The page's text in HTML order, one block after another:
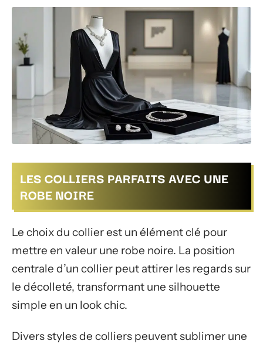
LES COLLIERS PARFAITS AVEC UNE
ROBE NOIRE
Le choix du collier est un élément clé pour
mettre en valeur une robe noire. La position
centrale d’un collier peut attirer les regards sur
le décolleté, transformant une silhouette
simple en un look chic.
Divers styles de colliers peuvent sublimer une